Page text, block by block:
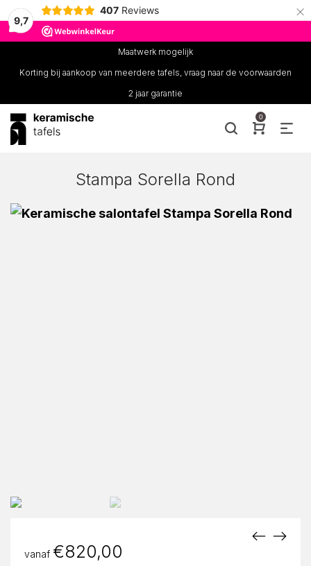
9,7
407 Reviews ×
Maatwerk mogelijk
Korting bij aankoop van meerdere tafels, vraag naar de voorwaarden
2 jaar garantie
0
Stampa Sorella Rond
vanaf €820,00